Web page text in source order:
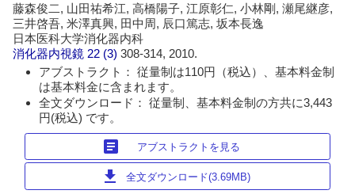
藤森俊二, 山田祐希江, 高橋陽子, 江原彰仁, 小林剛, 瀬尾継彦,
三井啓吾, 米澤真興, 田中周, 辰口篤志, 坂本長逸
日本医科大学消化器内科
消化器内視鏡 22 (3)308-314, 2010.
アブストラクト： 従量制は110円（税込）、基本料金制
は基本料金に含まれます。
全文ダウンロード： 従量制、基本料金制の方共に3,443
円(税込) です。
article アブストラクトを見る
download 全文ダウンロード(3.69MB)